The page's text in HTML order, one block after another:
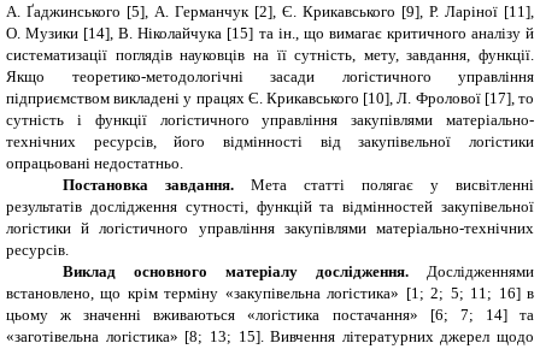
А. Ґаджинського [5], А. Германчук [2], Є. Крикавського [9], Р. Ларіної [11],
О. Музики [14], В. Ніколайчука [15] та ін., що вимагає критичного аналізу й
систематизації поглядів науковців на її сутність, мету, завдання, функції.
Якщо теоретико-методологічні засади логістичного управління
підприємством викладені у працях Є. Крикавського [10], Л. Фролової [17], то
сутність і функції логістичного управління закупівлями матеріально-
технічних ресурсів, його відмінності від закупівельної логістики
опрацьовані недостатньо.
Постановка завдання. Мета статті полягає у висвітленні
результатів дослідження сутності, функцій та відмінностей закупівельної
логістики й логістичного управління закупівлями матеріально-технічних
ресурсів.
Виклад основного матеріалу дослідження. Дослідженнями
встановлено, що крім терміну «закупівельна логістика» [1; 2; 5; 11; 16] в
цьому ж значенні вживаються «логістика постачання» [6; 7; 14] та
«заготівельна логістика» [8; 13; 15]. Вивчення літературних джерел щодо